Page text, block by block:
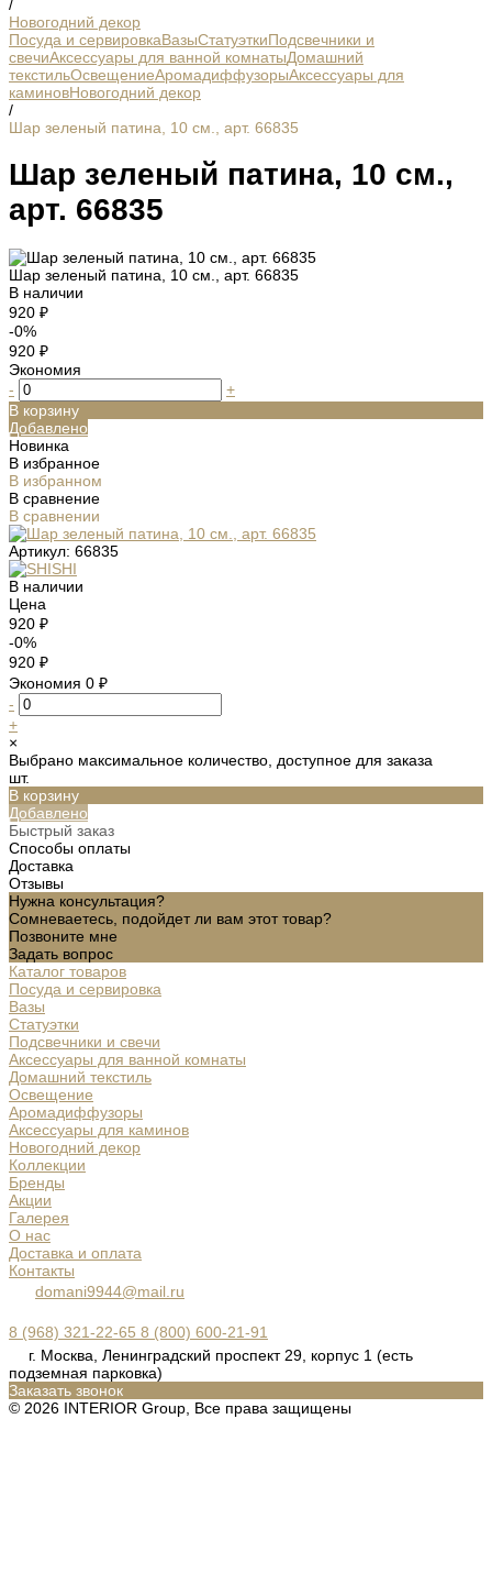
/
Новогодний декор
Посуда и сервировкаВазыСтатуэткиПодсвечники и
свечиАксессуары для ванной комнатыДомашний
текстильОсвещениеАромадиффузорыАксессуары для
каминовНовогодний декор
/
Шар зеленый патина, 10 см., арт. 66835
Шар зеленый патина, 10 см.,
арт. 66835
Шар зеленый патина, 10 см., арт. 66835
В наличии
920 ₽
-0%
920 ₽
Экономия
-
+
В корзину
Добавлено
Новинка
В избранное
В избранном
В сравнение
В сравнении
Артикул: 66835
В наличии
Цена
920 ₽
-0%
920 ₽
Экономия 0 ₽
-
+
×
Выбрано максимальное количество, доступное для заказа
шт.
В корзину
Добавлено
Быстрый заказ
Способы оплаты
Доставка
Отзывы
Нужна консультация?
Сомневаетесь, подойдет ли вам этот товар?
Позвоните мне
Задать вопрос
Каталог товаров
Посуда и сервировка
Вазы
Статуэтки
Подсвечники и свечи
Аксессуары для ванной комнаты
Домашний текстиль
Освещение
Аромадиффузоры
Аксессуары для каминов
Новогодний декор
Коллекции
Бренды
Акции
Галерея
О нас
Доставка и оплата
Контакты
domani9944@mail.ru
8 (968) 321-22-65 8 (800) 600-21-91
г. Москва, Ленинградский проспект 29, корпус 1 (есть
подземная парковка)
Заказать звонок
© 2026 INTERIOR Group, Все права защищены